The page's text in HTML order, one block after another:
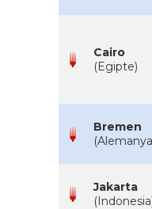
Cairo
(Egipte)
Bremen
Jakarta